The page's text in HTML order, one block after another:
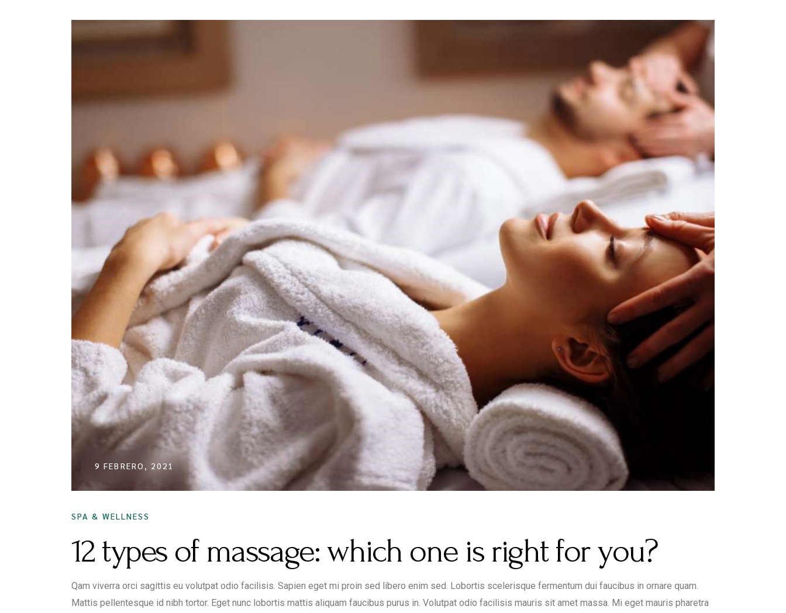
9 FEBRERO, 2021
SPA & WELLNESS
12 types of massage: which one is right for you?
Qam viverra orci sagittis eu volutpat odio facilisis. Sapien eget mi proin sed libero enim sed. Lobortis scelerisque fermentum dui faucibus in ornare quam.
Mattis pellentesque id nibh tortor. Eget nunc lobortis mattis aliquam faucibus purus in. Volutpat odio facilisis mauris sit amet massa. Mi eget mauris pharetra